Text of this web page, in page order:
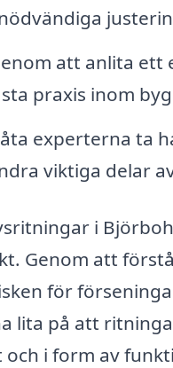
att anlita ett
praxis inom
experterna ta
viktiga delar
i
Genom att
för
lita på att
i form av